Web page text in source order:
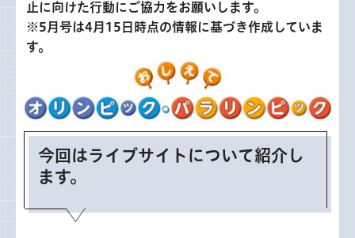
止に向けた行動にご協力をお願いします。
※5月号は4月15日時点の情報に基づき作成していま
す。
今回はライブサイトについて紹介し
ます。